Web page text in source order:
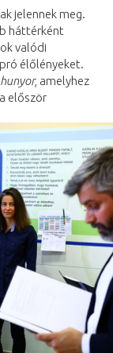
jelennek meg.
háttérként
valódi
élőlényeket.
, amelyhez
először